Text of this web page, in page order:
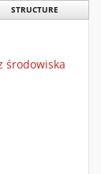
STRUCTURE
środowiska